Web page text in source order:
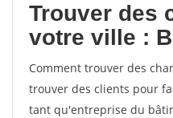
Trouver des
votre ville :
Comment trouver des
trouver des clients pour
tant qu'entreprise du